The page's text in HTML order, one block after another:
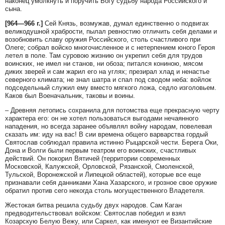
сына.
[964—966 г.] Сей Князь, возмужав, думал единственно о подвигах
великодушной храбрости, пылал ревностию отличить себя делами и
возобновить славу оружия Российского, столь счастливого при
Олеге; собрал войско многочисленное и с нетерпением юного Героя
летел в поле. Там суровою жизнию он укрепил себя для трудов
воинских, не имел ни станов, ни обоза; питался кониною, мясом
диких зверей и сам жарил его на углях; презирал хлад и ненастье
северного климата; не знал шатра и спал под сводом неба: войлок
подседельный служил ему вместо мягкого ложа, седло изголовьем.
Каков был Военачальник, таковы и воины.
– Древняя летопись сохранила для потомства еще прекрасную черту
характера его: он не хотел пользоваться выгодами нечаянного
нападения, но всегда заранее объявлял войну народам, повелевая
сказать им: иду на вас! В сии времена общего варварства гордый
Святослав соблюдал правила истинно Рыцарской чести. Берега Оки,
Дона и Волги были первым театром его воинских, счастливых
действий. Он покорил Вятичей (территории современных
Московской, Калужской, Орловской, Рязанской, Смоленской,
Тульской, Воронежской и Липецкой областей), которые все еще
признавали себя данниками Хана Хазарского, и грозное свое оружие
обратил против сего некогда столь могущественного Владетеля.
Жестокая битва решила судьбу двух народов. Сам Каган
предводительствовал войском: Святослав победил и взял
Козарскую Белую Вежу, или Саркел, как именуют ее Византийские